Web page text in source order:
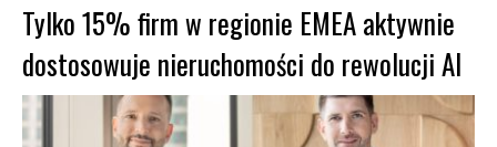
Tylko 15% firm w regionie EMEA aktywnie
dostosowuje nieruchomości do rewolucji AI